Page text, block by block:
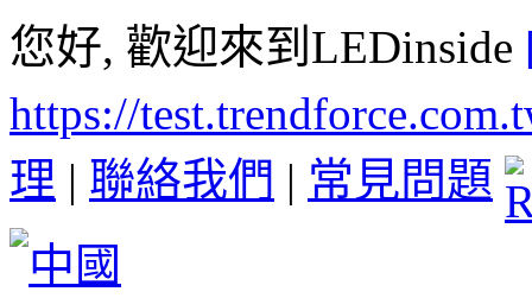
您好, 歡迎來到LEDinside
https://
理 | 聯絡我們 | 常見問題